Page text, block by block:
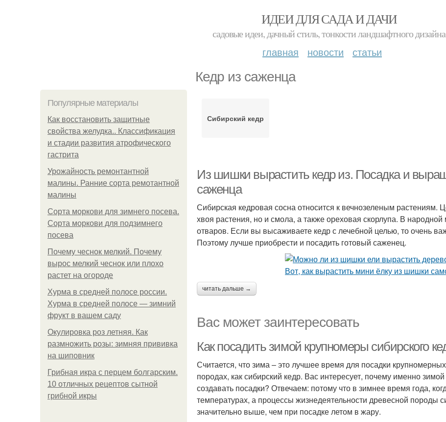
ИДЕИ ДЛЯ САДА И ДАЧИ
садовые идеи, дачный стиль, тонкости ландшафтного дизайна
главная новости статьи
Кедр из саженца
Популярные материалы
Как восстановить защитные
свойства желудка.. Классификация
и стадии развития атрофического
гастрита
Урожайность ремонтантной
малины. Ранние сорта ремотантной
малины
Сорта моркови для зимнего посева.
Сорта моркови для подзимнего
посева
Почему чеснок мелкий. Почему
вырос мелкий чеснок или плохо
растет на огороде
Хурма в средней полосе россии.
Хурма в средней полосе — зимний
фрукт в вашем саду
Окулировка роз летняя. Как
размножить розы: зимняя прививка
на шиповник
Грибная икра с перцем болгарским.
10 отличных рецептов сытной
грибной икры
Сибирский кедр
Из шишки вырастить кедр из. Посадка и
саженца
Сибирская кедровая сосна относится к вечнозеленым растениям.
хвоя растения, но и смола, а также ореховая скорлупа. В
отваров. Если вы высаживаете кедр с лечебной целью, то очень
Поэтому лучше приобрести и посадить готовый саженец.
читать дальше →
Вас может заинтересовать
Как посадить зимой крупномеры сибирского
Считается, что зима – это лучшее время для посадки
породах, как сибирский кедр. Вас интересует, почему именно
создавать посадки? Отвечаем: потому что в зимнее время года,
температурах, а процессы жизнедеятельности древесной породы
значительно выше, чем при посадке летом в жару.